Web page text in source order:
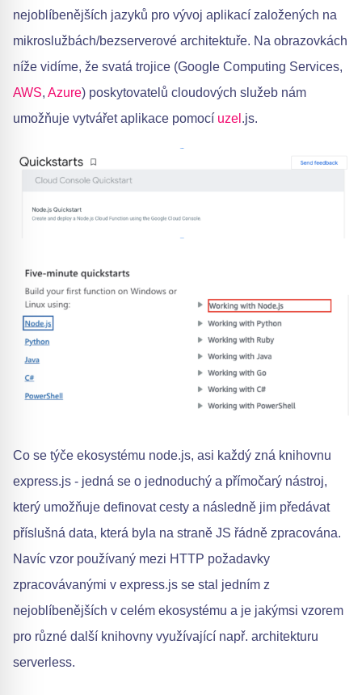
nejoblíbenějších jazyků pro vývoj aplikací založených na
mikroslužbách/bezserverové architektuře. Na obrazovkách
níže vidíme, že svatá trojice (Google Computing Services,
AWS, Azure) poskytovatelů cloudových služeb nám
umožňuje vytvářet aplikace pomocí uzel .js.
Co se týče ekosystému node.js, asi každý zná knihovnu
express.js - jedná se o jednoduchý a přímočarý nástroj,
který umožňuje definovat cesty a následně jim předávat
příslušná data, která byla na straně JS řádně zpracována.
Navíc vzor používaný mezi HTTP požadavky
zpracovávanými v express.js se stal jedním z
nejoblíbenějších v celém ekosystému a je jakýmsi vzorem
pro různé další knihovny využívající např. architekturu
serverless.